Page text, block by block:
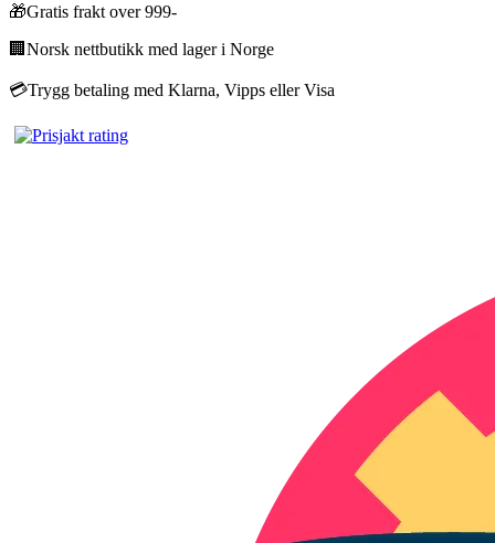
🎁Gratis frakt over 999-
🏢 Norsk nettbutikk med lager i Norge
💳Trygg betaling med Klarna, Vipps eller Visa